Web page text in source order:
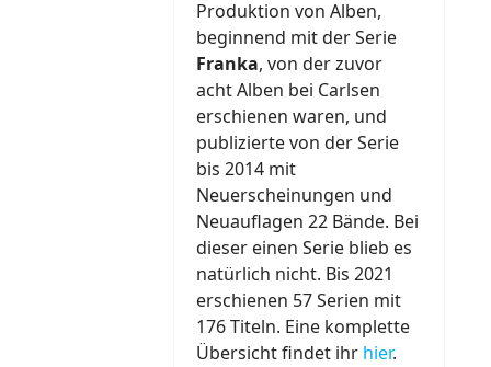
Produktion von Alben,
beginnend mit der Serie
Franka, von der zuvor
acht Alben bei Carlsen
erschienen waren, und
publizierte von der Serie
bis 2014 mit
Neuerscheinungen und
Neuauflagen 22 Bände. Bei
dieser einen Serie blieb es
natürlich nicht. Bis 2021
erschienen 57 Serien mit
176 Titeln. Eine komplette
Übersicht findet ihr hier.